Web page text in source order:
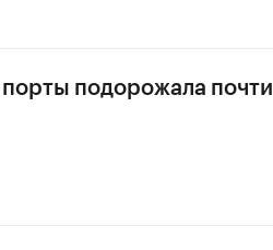
подорожала почти